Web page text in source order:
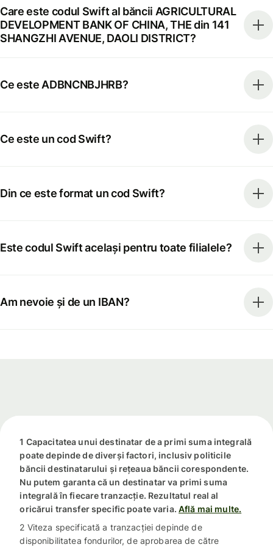
Care este codul Swift al băncii AGRICULTURAL
DEVELOPMENT BANK OF CHINA, THE din 141
SHANGZHI AVENUE, DAOLI DISTRICT?
Ce este ADBNCNBJHRB?
Ce este un cod Swift?
Din ce este format un cod Swift?
Este codul Swift același pentru toate filialele?
Am nevoie și de un IBAN?
1 Capacitatea unui destinatar de a primi suma integrală
poate depinde de diverși factori, inclusiv politicile
băncii destinatarului și rețeaua băncii corespondente.
Nu putem garanta că un destinatar va primi suma
integrală în fiecare tranzacție. Rezultatul real al
oricărui transfer specific poate varia. Află mai multe.
2 Viteza specificată a tranzacției depinde de
disponibilitatea fondurilor, de aprobarea de către